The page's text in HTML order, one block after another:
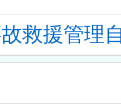
救援管理